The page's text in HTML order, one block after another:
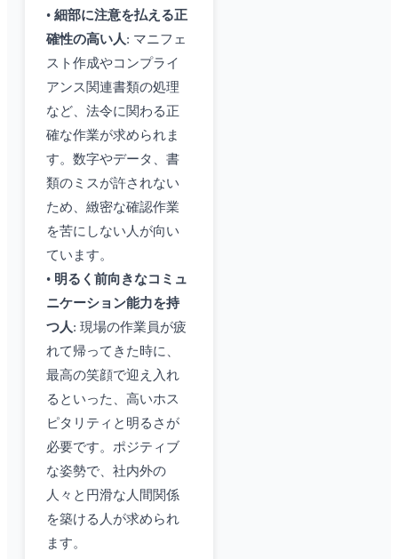
• 細部に注意を払える正
確性の高い人: マニフェ
スト作成やコンプライ
アンス関連書類の処理
など、法令に関わる正
確な作業が求められま
す。数字やデータ、書
類のミスが許されない
ため、緻密な確認作業
を苦にしない人が向い
ています。
• 明るく前向きなコミュ
ニケーション能力を持
つ人: 現場の作業員が疲
れて帰ってきた時に、
最高の笑顔で迎え入れ
るといった、高いホス
ピタリティと明るさが
必要です。ポジティブ
な姿勢で、社内外の
人々と円滑な人間関係
を築ける人が求められ
ます。